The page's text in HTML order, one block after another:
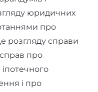
юридичних
про
розгляду справи
про
і про